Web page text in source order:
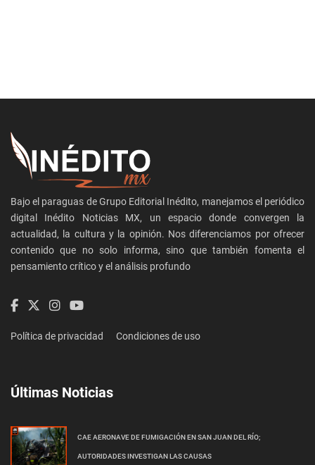
Bajo el paraguas de Grupo Editorial Inédito, manejamos el periódico
digital Inédito Noticias MX, un espacio donde convergen la
actualidad, la cultura y la opinión. Nos diferenciamos por ofrecer
contenido que no solo informa, sino que también fomenta el
pensamiento crítico y el análisis profundo
Política de privacidad Condiciones de uso
Últimas Noticias
CAE AERONAVE DE FUMIGACIÓN EN SAN JUAN DEL RÍO;
AUTORIDADES INVESTIGAN LAS CAUSAS